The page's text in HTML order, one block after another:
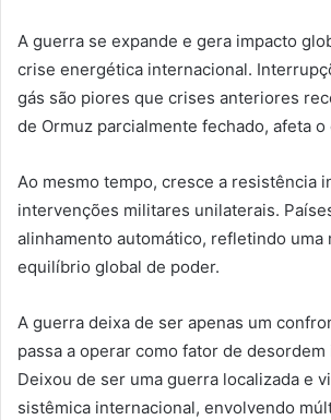
A guerra se expande e gera impacto
crise energética internacional.
gás são piores que crises anteriores
de Ormuz parcialmente fechado, afeta
Ao mesmo tempo, cresce a resistência
intervenções militares unilaterais.
alinhamento automático, refletindo uma
equilíbrio global de poder.
A guerra deixa de ser apenas um
passa a operar como fator de
Deixou de ser uma guerra localizada e
sistêmica internacional, envolvendo